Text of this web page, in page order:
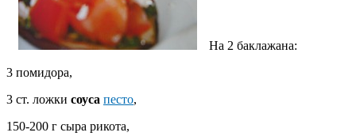
На 2 баклажана:
3 помидора,
3 ст. ложки соуса песто,
150-200 г сыра рикота,